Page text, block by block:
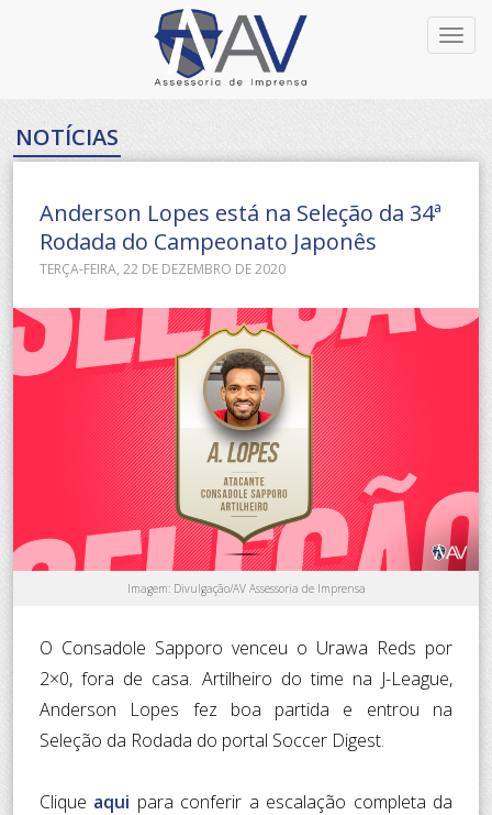
NOTÍCIAS
Anderson Lopes está na Seleção da 34ª
Rodada do Campeonato Japonês
TERÇA-FEIRA, 22 DE DEZEMBRO DE 2020
Imagem: Divulgação/AV Assessoria de Imprensa
O Consadole Sapporo venceu o Urawa Reds por
2×0, fora de casa. Artilheiro do time na J-League,
Anderson Lopes fez boa partida e entrou na
Seleção da Rodada do portal Soccer Digest.
Clique aqui para conferir a escalação completa da